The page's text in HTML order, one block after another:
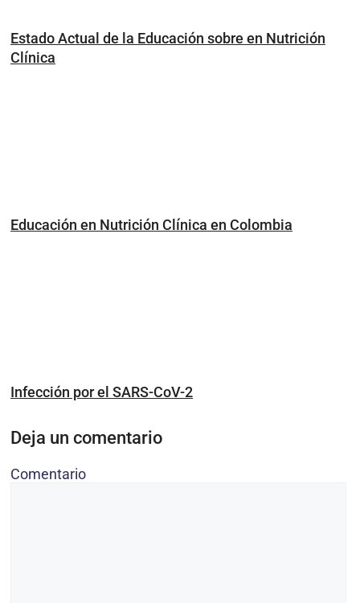
Estado Actual de la Educación sobre en Nutrición
Clínica
Educación en Nutrición Clínica en Colombia
Infección por el SARS-CoV-2
Deja un comentario
Comentario